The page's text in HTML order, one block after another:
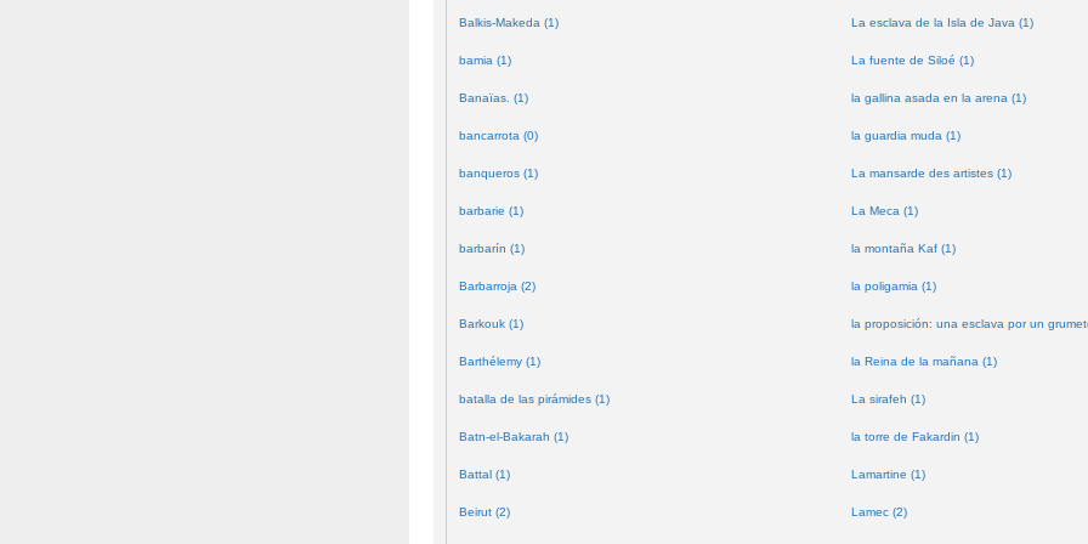
Balkis-Makeda (1)
bamia (1)
Banaïas. (1)
bancarrota (0)
banqueros (1)
barbarie (1)
barbarín (1)
Barbarroja (2)
Barkouk (1)
Barthélemy (1)
batalla de las pirámides (1)
Batn-el-Bakarah (1)
Battal (1)
Beirut (2)
La esclava de la Isla de Java (1)
La fuente de Siloé (1)
la gallina asada en la arena (1)
la guardia muda (1)
La mansarde des artistes (1)
La Meca (1)
la montaña Kaf (1)
la poligamia (1)
la proposición: una esclava por un
la Reina de la mañana (1)
La sirafeh (1)
la torre de Fakardin (1)
Lamartine (1)
Lamec (2)